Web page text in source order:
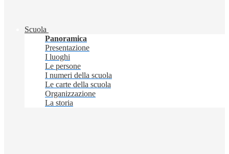
Scuola
Panoramica
Presentazione
I luoghi
Le persone
I numeri della scuola
Le carte della scuola
Organizzazione
La storia